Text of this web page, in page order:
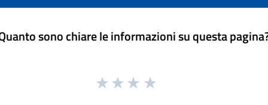
sono chiare le informazioni su questa